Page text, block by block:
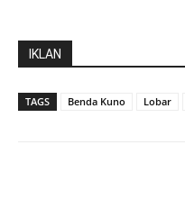
IKLAN
TAGS Benda Kuno Lobar